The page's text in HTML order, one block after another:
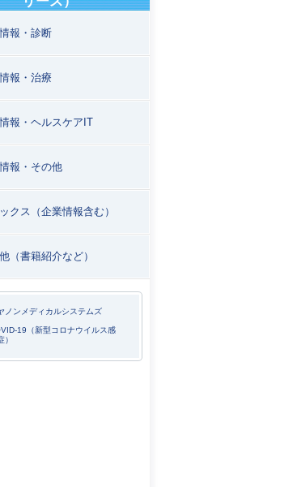
報・診断
報・治療
報・ヘルスケアIT
報・その他
クス（企業情報含む）
（書籍紹介など）
ノンメディカルシステムズ
19（新型コロナウイルス感
）